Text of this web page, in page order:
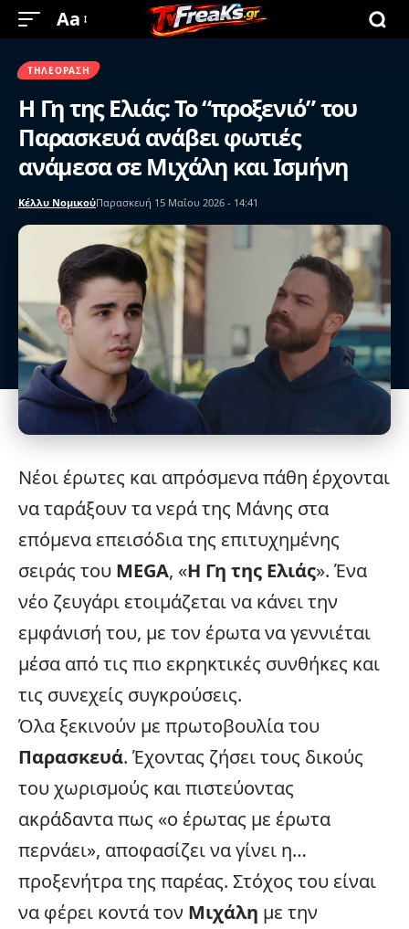
Aa
ΤΗΛΕΌΡΑΣΗ
Η Γη της Ελιάς: Το “προξενιό” του
Παρασκευά ανάβει φωτιές
ανάμεσα σε Μιχάλη και Ισμήνη
Κέλλυ ΝομικούΠαρασκευή 15 Μαΐου 2026 - 14:41
Νέοι έρωτες και απρόσμενα πάθη έρχονται
να ταράξουν τα νερά της Μάνης στα
επόμενα επεισόδια της επιτυχημένης
σειράς του MEGA, «Η Γη της Ελιάς». Ένα
νέο ζευγάρι ετοιμάζεται να κάνει την
εμφάνισή του, με τον έρωτα να γεννιέται
μέσα από τις πιο εκρηκτικές συνθήκες και
τις συνεχείς συγκρούσεις.
Όλα ξεκινούν με πρωτοβουλία του
Παρασκευά. Έχοντας ζήσει τους δικούς
του χωρισμούς και πιστεύοντας
ακράδαντα πως «ο έρωτας με έρωτα
περνάει», αποφασίζει να γίνει η…
προξενήτρα της παρέας. Στόχος του είναι
να φέρει κοντά τον Μιχάλη με την